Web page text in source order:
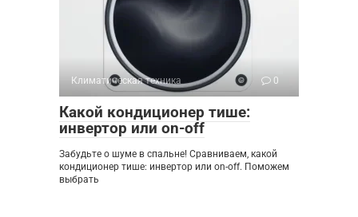
Климатическая техника 0
Какой кондиционер тише:
инвертор или on-off
Забудьте о шуме в спальне! Сравниваем, какой
кондиционер тише: инвертор или on-off. Поможем
выбрать